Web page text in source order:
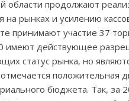
области продолжают
на рынках и усилению
принимают участие 37
имеют действующее
статус рынка, но
положительная
бюджета. Так, за